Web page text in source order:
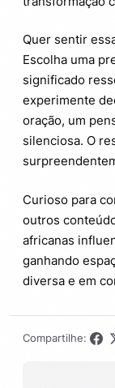
Quer sentir
Escolha uma
significado
experimente
oração, um
silenciosa. O
Curioso para
outros
africanas
ganhando
diversa e em
Compartilhe: